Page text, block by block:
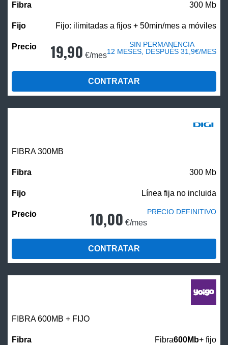
300 Mb
Fijo: ilimitadas a fijos + 50min/mes a móviles
19,90 €/mes
SIN PERMANENCIA
12 MESES, DESPUÉS 31,9€/MES
CONTRATAR
FIBRA 300MB
300 Mb
Línea fija no incluida
10,00 €/mes
PRECIO DEFINITIVO
CONTRATAR
FIBRA 600MB + FIJO
Fibra600Mb+ fijo